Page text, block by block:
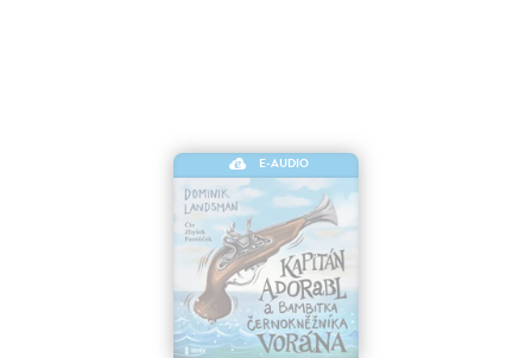
E-AUDIO